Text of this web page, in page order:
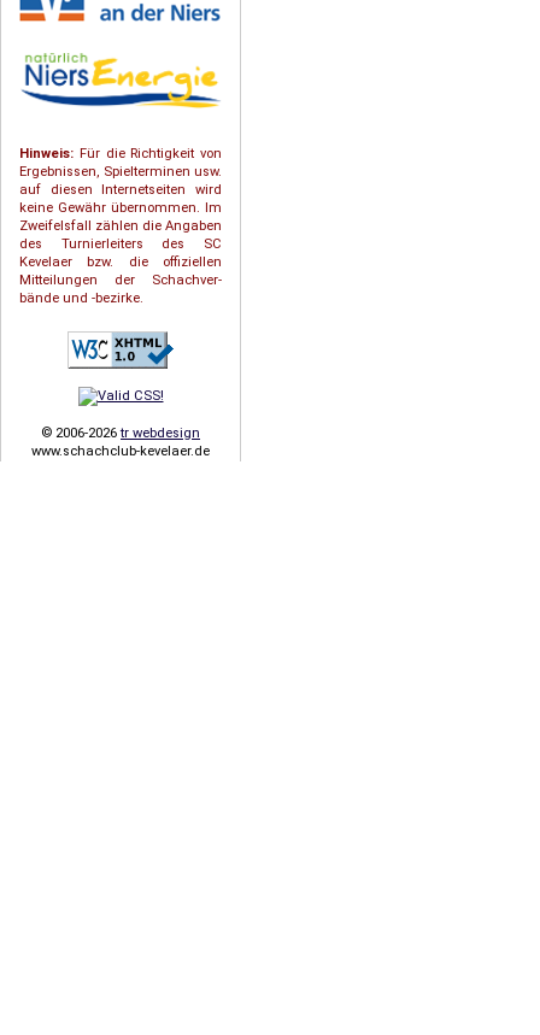
Hinweis: Für die Richtigkeit von
Ergebnissen, Spielterminen usw.
auf diesen Internetseiten wird
keine Gewähr übernommen. Im
Zweifelsfall zählen die Angaben
des Turnierleiters des SC
Kevelaer bzw. die offiziellen
Mitteilungen der Schach­ver­
bände und -bezirke.
© 2006-2026tr webdesign
www.schachclub-kevelaer.de